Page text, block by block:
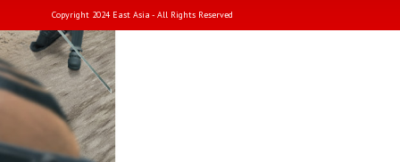
Copyright 2024 East Asia - All Rights Reserved